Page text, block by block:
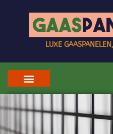
LUXE